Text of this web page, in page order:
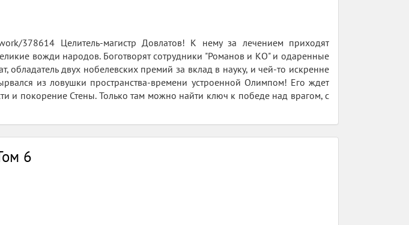
378614 Целитель-магистр Довлатов! К нему за лечением приходят
вожди народов. Боготворят сотрудники "Романов и КО" и одаренные
двух нобелевских премий за вклад в науку, и чей-то искренне
из ловушки пространства-времени устроенной Олимпом! Его ждет
и покорение Стены. Только там можно найти ключ к победе над врагом, с
6